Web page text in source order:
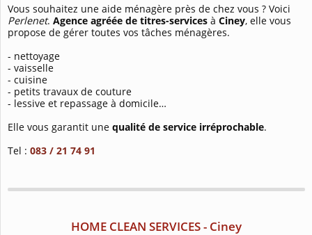
Vous souhaitez une aide ménagère près de chez vous ? Voici
Perlenet. Agence agréée de titres-services à Ciney, elle vous
propose de gérer toutes vos tâches ménagères.
- nettoyage
- vaisselle
- cuisine
- petits travaux de couture
- lessive et repassage à domicile…
Elle vous garantit une qualité de service irréprochable.
Tel : 083 / 21 74 91
HOME CLEAN SERVICES - Ciney